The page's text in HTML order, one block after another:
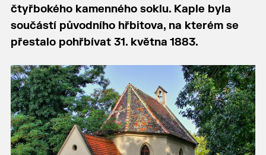
čtyřbokého kamenného soklu. Kaple byla
součástí původního hřbitova, na kterém se
přestalo pohřbívat 31. května 1883.